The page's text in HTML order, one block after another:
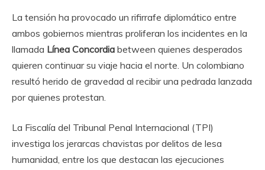
La tensión ha provocado un rifirrafe diplomático entre
ambos gobiernos mientras proliferan los incidentes en la
llamada Línea Concordia between quienes desperados
quieren continuar su viaje hacia el norte. Un colombiano
resultó herido de gravedad al recibir una pedrada lanzada
por quienes protestan.
La Fiscalía del Tribunal Penal Internacional (TPI)
investiga los jerarcas chavistas por delitos de lesa
humanidad, entre los que destacan las ejecuciones